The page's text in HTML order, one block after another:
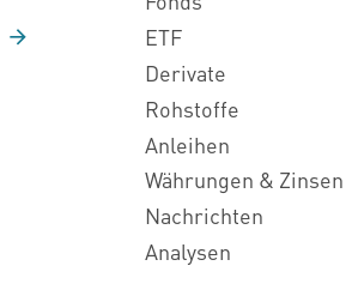
ETF
Derivate
Rohstoffe
Anleihen
Währungen & Zinsen
Nachrichten
Analysen